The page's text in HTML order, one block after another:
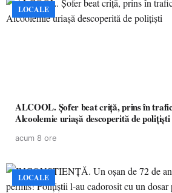
LOCALE
ALCOOL. Șofer beat criță, prins în
Alcoolemie uriașă descoperită de polițiști
acum 8 ore
LOCALE